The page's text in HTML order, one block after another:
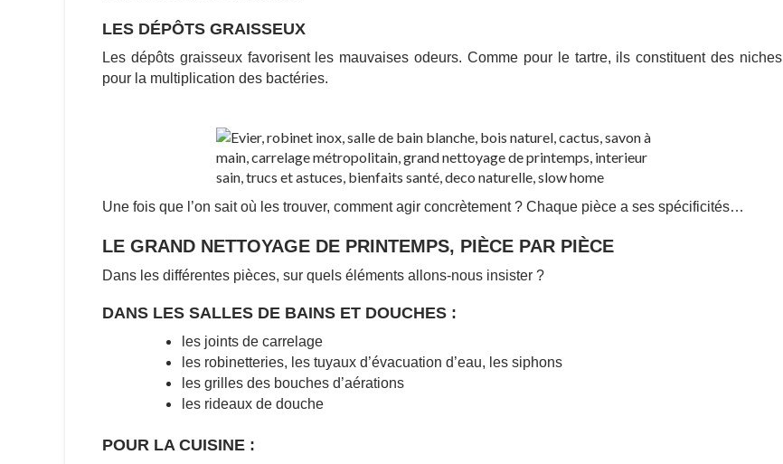
LES DÉPÔTS GRAISSEUX
Les dépôts graisseux favorisent les mauvaises odeurs. Comme pour le tartre, ils constituent des niches
pour la multiplication des bactéries.
Une fois que l’on sait où les trouver, comment agir concrètement ? Chaque pièce a ses spécificités…
LE GRAND NETTOYAGE DE PRINTEMPS, PIÈCE PAR PIÈCE
Dans les différentes pièces, sur quels éléments allons-nous insister ?
DANS LES SALLES DE BAINS ET DOUCHES :
les joints de carrelage
les robinetteries, les tuyaux d’évacuation d’eau, les siphons
les grilles des bouches d’aérations
les rideaux de douche
POUR LA CUISINE :